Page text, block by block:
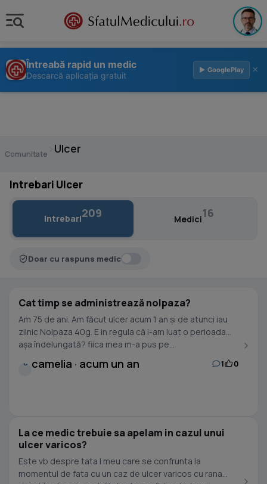
Întreabă rapid un medic
Descarcă aplicația gratuit
▶ GooglePlay ×
Comunitate Ulcer
Intrebari Ulcer
Intrebari209 Medici16
Doar cu raspuns medic
Cat timp se administrează nolpaza?
Am 75 de ani. Am făcut ulcer acum 1 an și de atunci iau
zilnic Nolpaza 40g. E in regula că l-am luat o perioada
așa îndelungată? fiica mea m-a pus pe...
C camelia · acum un an 1 0
La ce medic trebuie sa apelam in cazul unui
ulcer varicos?
Este vb despre tata l meu care se confrunta la
momentul de fata cu un caz de ulcer varicos cu rana